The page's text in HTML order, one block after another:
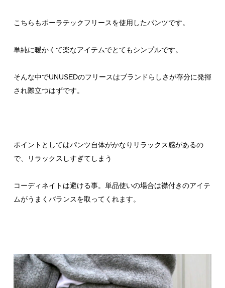
こちらもポーラテックフリースを使用したパンツです。
単純に暖かくて楽なアイテムでとてもシンプルです。
そんな中でUNUSEDのフリースはブランドらしさが存分に発揮
され際立つはずです。
ポイントとしてはパンツ自体がかなりリラックス感があるの
で、リラックスしすぎてしまう
コーディネイトは避ける事。単品使いの場合は襟付きのアイテ
ムがうまくバランスを取ってくれます。